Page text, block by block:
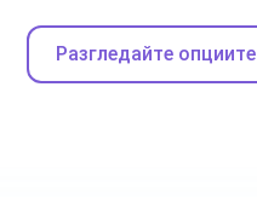
Разгледайте опциите